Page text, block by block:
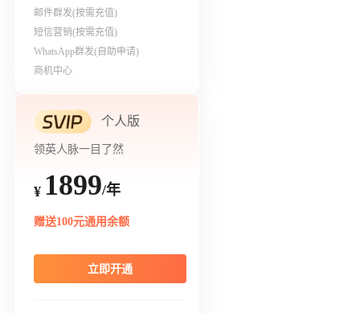
邮件群发(按需充值)
短信营销(按需充值)
WhatsApp群发(自助申请)
商机中心
个人版
领英人脉一目了然
¥ 1899/年
赠送100元通用余额
立即开通